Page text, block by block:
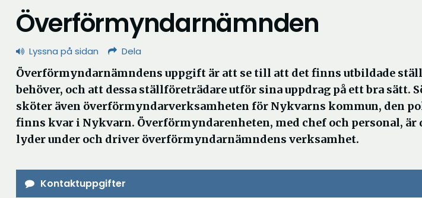
Överförmyndarnämnden
Lyssna på sidan Dela
Överförmyndarnämndens uppgift är att se till att det finns utbildade
behöver, och att dessa ställföreträdare utför sina uppdrag på ett bra sätt.
sköter även överförmyndarverksamheten för Nykvarns kommun, den
finns kvar i Nykvarn. Överförmyndarenheten, med chef och personal,
lyder under och driver överförmyndarnämndens verksamhet.
Kontaktuppgifter